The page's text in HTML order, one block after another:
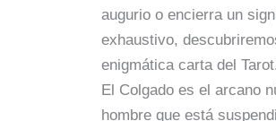
augurio o encierra un
exhaustivo,
enigmática carta del Tarot.
El Colgado es el arcano
hombre que está